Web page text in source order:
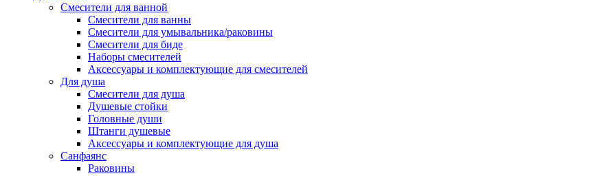
Смесители для ванной
Смесители для ванны
Смесители для умывальника/раковины
Смесители для биде
Наборы смесителей
Аксессуары и комплектующие для смесителей
Для душа
Смесители для душа
Душевые стойки
Головные души
Штанги душевые
Аксессуары и комплектующие для душа
Санфаянс
Раковины